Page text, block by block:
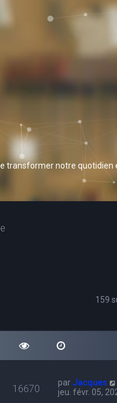
transformer notre
159
16670 par Jacques
jeu. févr. 05,